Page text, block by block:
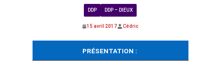
DDP DDP – DIEUX
15 avril 2017 Cédric
PRÉSENTATION :